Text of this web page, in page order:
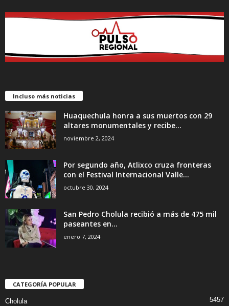
Incluso más noticias
Huaquechula honra a sus muertos con 29
altares monumentales y recibe...
noviembre 2, 2024
Por segundo año, Atlixco cruza fronteras
con el Festival Internacional Valle...
octubre 30, 2024
San Pedro Cholula recibió a más de 475 mil
paseantes en...
enero 7, 2024
CATEGORÍA POPULAR
Cholula 5457